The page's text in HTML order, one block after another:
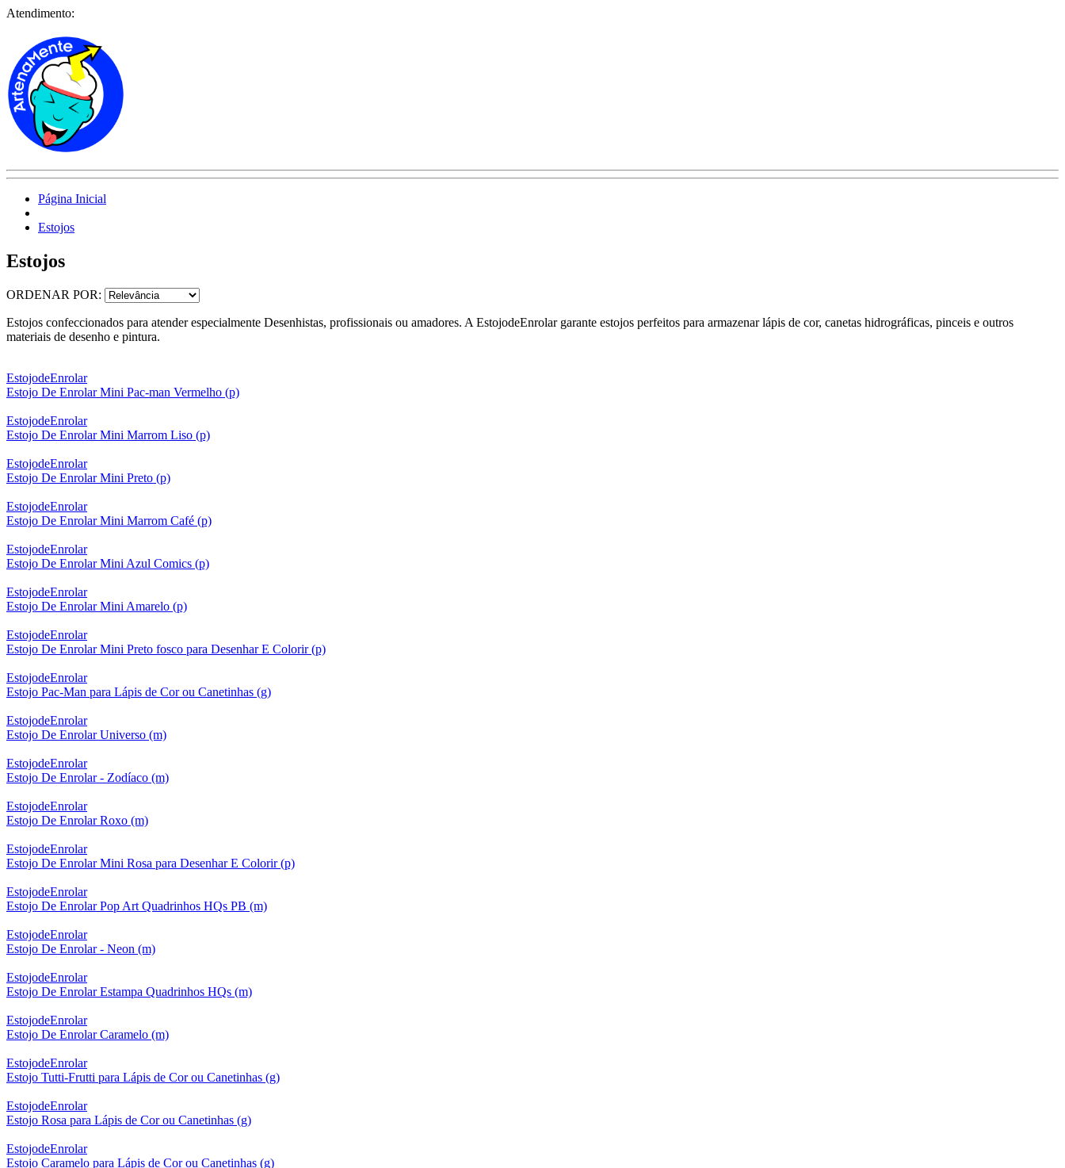
Atendimento:
Página Inicial
Estojos
Estojos
ORDENAR POR:
Estojos confeccionados para atender especialmente Desenhistas, profissionais ou amadores. A EstojodeEnrolar garante estojos perfeitos para armazenar lápis de cor, canetas hidrográficas, pinceis e outros
materiais de desenho e pintura.
EstojodeEnrolar
Estojo De Enrolar Mini Pac-man Vermelho (p)
EstojodeEnrolar
Estojo De Enrolar Mini Marrom Liso (p)
EstojodeEnrolar
Estojo De Enrolar Mini Preto (p)
EstojodeEnrolar
Estojo De Enrolar Mini Marrom Café (p)
EstojodeEnrolar
Estojo De Enrolar Mini Azul Comics (p)
EstojodeEnrolar
Estojo De Enrolar Mini Amarelo (p)
EstojodeEnrolar
Estojo De Enrolar Mini Preto fosco para Desenhar E Colorir (p)
EstojodeEnrolar
Estojo Pac-Man para Lápis de Cor ou Canetinhas (g)
EstojodeEnrolar
Estojo De Enrolar Universo (m)
EstojodeEnrolar
Estojo De Enrolar - Zodíaco (m)
EstojodeEnrolar
Estojo De Enrolar Roxo (m)
EstojodeEnrolar
Estojo De Enrolar Mini Rosa para Desenhar E Colorir (p)
EstojodeEnrolar
Estojo De Enrolar Pop Art Quadrinhos HQs PB (m)
EstojodeEnrolar
Estojo De Enrolar - Neon (m)
EstojodeEnrolar
Estojo De Enrolar Estampa Quadrinhos HQs (m)
EstojodeEnrolar
Estojo De Enrolar Caramelo (m)
EstojodeEnrolar
Estojo Tutti-Frutti para Lápis de Cor ou Canetinhas (g)
EstojodeEnrolar
Estojo Rosa para Lápis de Cor ou Canetinhas (g)
EstojodeEnrolar
Estojo Caramelo para Lápis de Cor ou Canetinhas (g)